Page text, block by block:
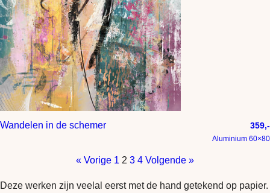
Wandelen in de schemer 359,-
Aluminium 60×80
« Vorige 1 2 3 4 Volgende »
Deze werken zijn veelal eerst met de hand getekend op papier.